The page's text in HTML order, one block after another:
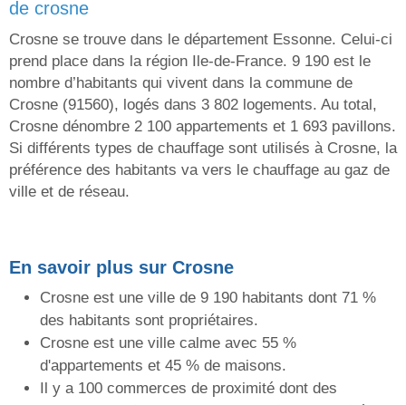
de crosne
Crosne se trouve dans le département Essonne. Celui-ci
prend place dans la région Ile-de-France. 9 190 est le
nombre d’habitants qui vivent dans la commune de
Crosne (91560), logés dans 3 802 logements. Au total,
Crosne dénombre 2 100 appartements et 1 693 pavillons.
Si différents types de chauffage sont utilisés à Crosne, la
préférence des habitants va vers le chauffage au gaz de
ville et de réseau.
En savoir plus sur Crosne
Crosne est une ville de 9 190 habitants dont 71 %
des habitants sont propriétaires.
Crosne est une ville calme avec 55 %
d'appartements et 45 % de maisons.
Il y a 100 commerces de proximité dont des